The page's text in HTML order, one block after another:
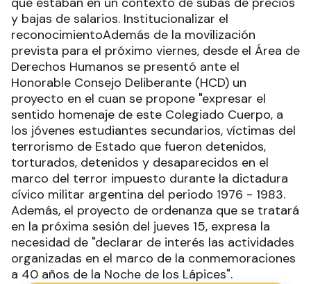
y bajas de salarios. Institucionalizar el
reconocimientoAdemás de la movilización
prevista para el próximo viernes, desde el Área de
Derechos Humanos se presentó ante el
Honorable Consejo Deliberante (HCD) un
proyecto en el cuan se propone "expresar el
sentido homenaje de este Colegiado Cuerpo, a
los jóvenes estudiantes secundarios, víctimas del
terrorismo de Estado que fueron detenidos,
torturados, detenidos y desaparecidos en el
marco del terror impuesto durante la dictadura
cívico militar argentina del periodo 1976 - 1983.
Además, el proyecto de ordenanza que se tratará
en la próxima sesión del jueves 15, expresa la
necesidad de "declarar de interés las actividades
organizadas en el marco de la conmemoraciones
a 40 años de la Noche de los Lápices".